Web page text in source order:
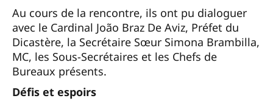
Au cours de la rencontre, ils ont pu dialoguer
avec le Cardinal João Braz De Aviz, Préfet du
Dicastère, la Secrétaire Sœur Simona Brambilla,
MC, les Sous-Secrétaires et les Chefs de
Bureaux présents.
Défis et espoirs